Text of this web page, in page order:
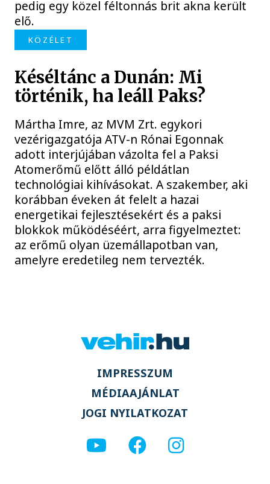
pedig egy közel féltonnás brit akna került
elő.
KÖZÉLET
Késéltánc a Dunán: Mi
történik, ha leáll Paks?
Mártha Imre, az MVM Zrt. egykori
vezérigazgatója ATV-n Rónai Egonnak
adott interjújában vázolta fel a Paksi
Atomerőmű előtt álló példátlan
technológiai kihívásokat. A szakember, aki
korábban éveken át felelt a hazai
energetikai fejlesztésekért és a paksi
blokkok működéséért, arra figyelmeztet:
az erőmű olyan üzemállapotban van,
amelyre eredetileg nem tervezték.
IMPRESSZUM
MÉDIAAJÁNLAT
JOGI NYILATKOZAT